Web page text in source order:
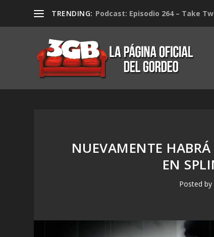
TRENDING: Podcast: Episodio 264 – Take
NUEVAMENTE
EN
Posted by